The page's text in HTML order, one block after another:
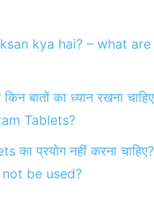
kya hai? – what
बातों का ध्यान रखना
Tablets?
का प्रयोग नहीं करना
be used?